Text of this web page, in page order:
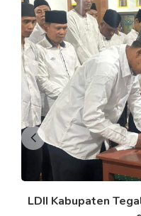
LDII Kabupaten